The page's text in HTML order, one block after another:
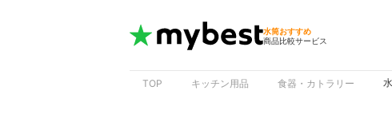
水筒おすすめ
商品比較サービス
TOP キッチン用品 食器・カトラリー